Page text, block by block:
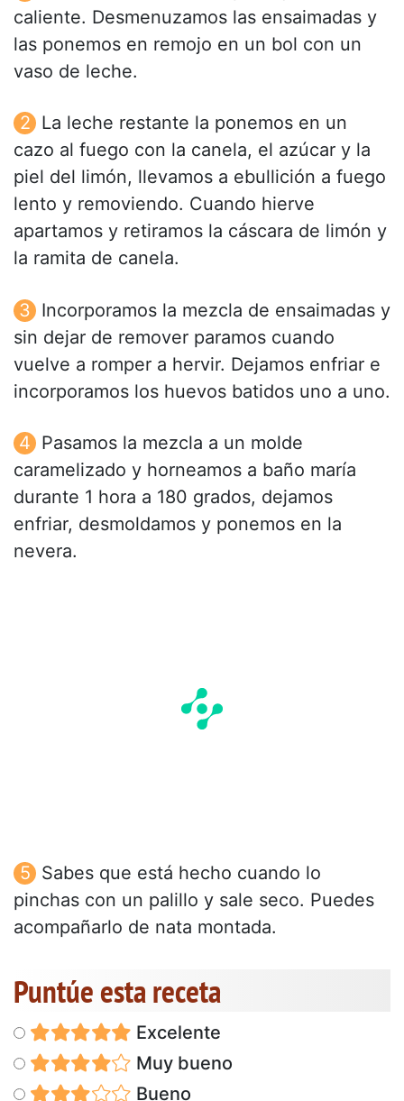
caliente. Desmenuzamos las ensaimadas y
las ponemos en remojo en un bol con un
vaso de leche.
La leche restante la ponemos en un
cazo al fuego con la canela, el azúcar y la
piel del limón, llevamos a ebullición a fuego
lento y removiendo. Cuando hierve
apartamos y retiramos la cáscara de limón y
la ramita de canela.
Incorporamos la mezcla de ensaimadas y
sin dejar de remover paramos cuando
vuelve a romper a hervir. Dejamos enfriar e
incorporamos los huevos batidos uno a uno.
Pasamos la mezcla a un molde
caramelizado y horneamos a baño maría
durante 1 hora a 180 grados, dejamos
enfriar, desmoldamos y ponemos en la
nevera.
Sabes que está hecho cuando lo
pinchas con un palillo y sale seco. Puedes
acompañarlo de nata montada.
Puntúe esta receta
Excelente
Muy bueno
Bueno